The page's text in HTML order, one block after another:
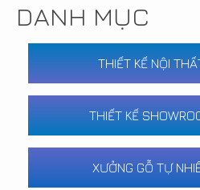
DANH MỤC
THIẾT KẾ NỘI
THIẾT KẾ
XƯỞNG GỖ TỰ